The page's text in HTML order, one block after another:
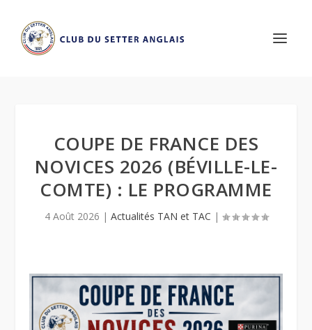
COUPE DE FRANCE DES
NOVICES 2026 (BÉVILLE-LE-
COMTE) : LE PROGRAMME
4 Août 2026 | Actualités TAN et TAC |